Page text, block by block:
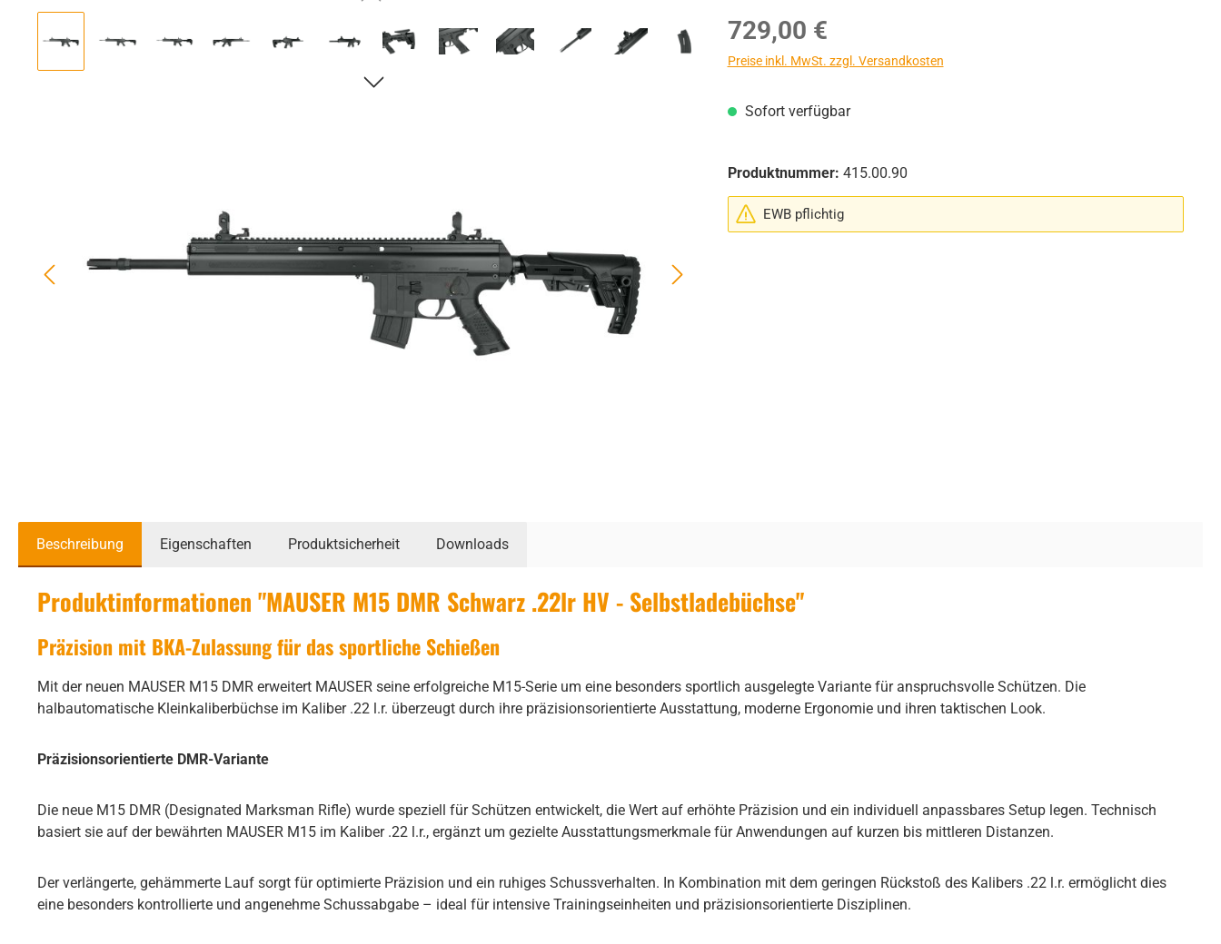
Regulärer Preis:
729,00 €
Preise inkl. MwSt. zzgl. Versandkosten
Sofort verfügbar
Produktnummer: 415.00.90
EWB pflichtig
Beschreibung Eigenschaften Produktsicherheit Downloads
Produktinformationen "MAUSER M15 DMR Schwarz .22lr HV - Selbstladebüchse"
Präzision mit BKA-Zulassung für das sportliche Schießen
Mit der neuen MAUSER M15 DMR erweitert MAUSER seine erfolgreiche M15-Serie um eine besonders sportlich ausgelegte Variante für anspruchsvolle Schützen. Die
halbautomatische Kleinkaliberbüchse im Kaliber .22 l.r. überzeugt durch ihre präzisionsorientierte Ausstattung, moderne Ergonomie und ihren taktischen Look.
Präzisionsorientierte DMR-Variante
Die neue M15 DMR (Designated Marksman Rifle) wurde speziell für Schützen entwickelt, die Wert auf erhöhte Präzision und ein individuell anpassbares Setup legen. Technisch
basiert sie auf der bewährten MAUSER M15 im Kaliber .22 l.r., ergänzt um gezielte Ausstattungsmerkmale für Anwendungen auf kurzen bis mittleren Distanzen.
Der verlängerte, gehämmerte Lauf sorgt für optimierte Präzision und ein ruhiges Schussverhalten. In Kombination mit dem geringen Rückstoß des Kalibers .22 l.r. ermöglicht dies
eine besonders kontrollierte und angenehme Schussabgabe – ideal für intensive Trainingseinheiten und präzisionsorientierte Disziplinen.